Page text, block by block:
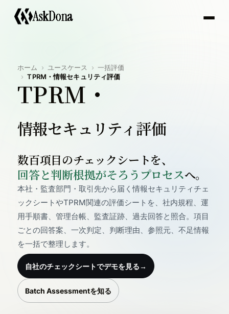
AskDona
ホーム ユースケース
一括評価
TPRM・情報セキュリティ評価
TPRM・
情報セキュリティ評価
数百項目のチェックシートを、
回答と判断根拠がそろうプロセスへ。
本社・監査部門・取引先から届く情報セキュリティチェ
ックシートやTPRM関連の評価シートを、社内規程、運
用手順書、管理台帳、監査証跡、過去回答と照合。項目
ごとの回答案、一次判定、判断理由、参照元、不足情報
を一括で整理します。
自社のチェックシートでデモを見る→
Batch Assessmentを知る